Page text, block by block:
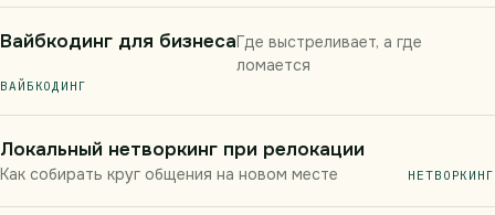
Вайбкодинг для бизнесаГде выстреливает, а где
ломается
ВАЙБКОДИНГ
Локальный нетворкинг при релокации
Как собирать круг общения на новом месте НЕТВОРКИНГ